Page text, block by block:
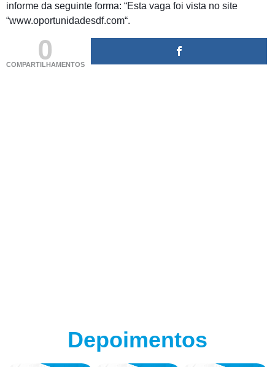
informe da seguinte forma: “Esta vaga foi vista no site
“www.oportunidadesdf.com“.
0
COMPARTILHAMENTOS
Depoimentos